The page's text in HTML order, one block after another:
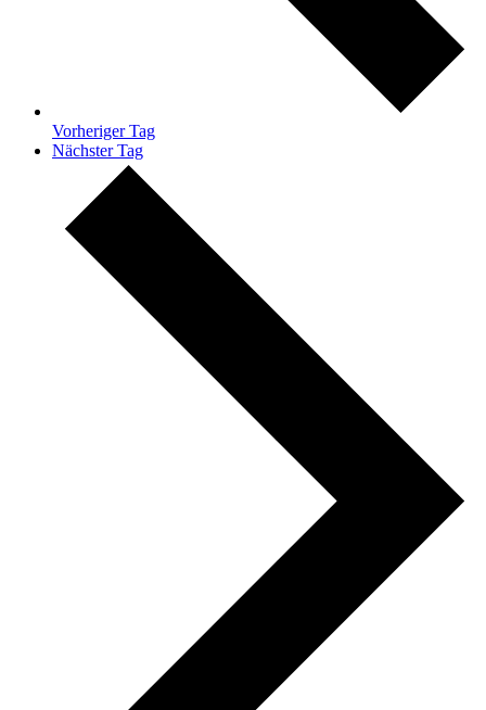
Vorheriger Tag
Nächster Tag